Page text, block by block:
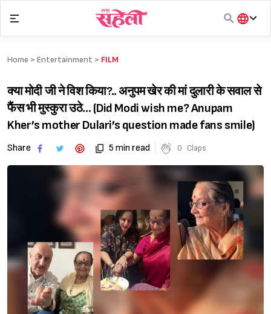
content
हिंदी
Home > Entertainment > FILM
क्या मोदी जी ने विश किया?.. अनुपम खेर की मां दुलारी के सवाल से
फैंस भी मुस्कुरा उठे… (Did Modi wish me? Anupam
Kher’s mother Dulari’s question made fans smile)
Share 5 min read 0 Claps